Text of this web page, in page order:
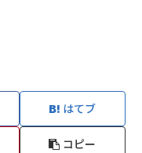
はてブ
コピー